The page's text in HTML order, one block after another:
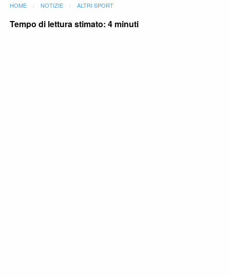
HOME NOTIZIE ALTRI SPORT
Tempo di lettura stimato: 4 minuti